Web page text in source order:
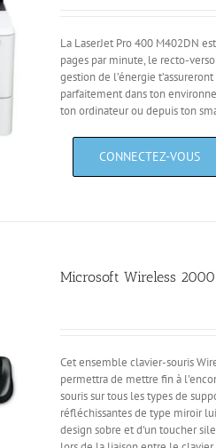
La LaserJet Pro 400 M402DN
pages par minute, le recto-
gestion de l’énergie
parfaitement dans ton
ton ordinateur ou depuis ton
Microsoft Wireless 2000
Cet ensemble clavier-souris
permettra de mettre fin à
souris sur tous les types de
réfléchissantes de type miroir
design sobre et d'un toucher